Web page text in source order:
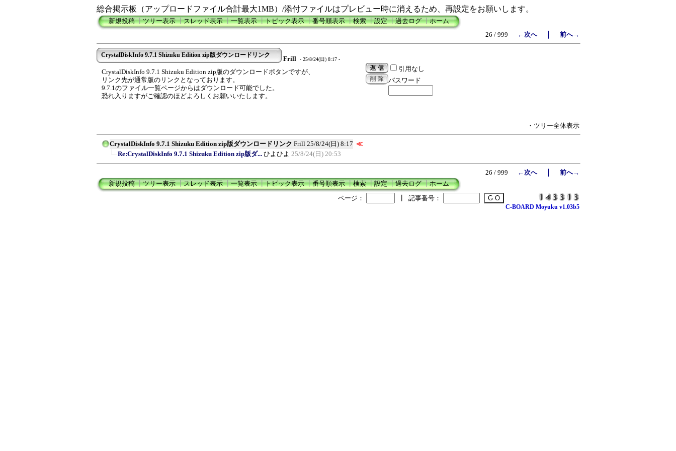
総合掲示板（アップロードファイル合計最大1MB）/添付ファイルはプレビュー時に消えるため、再設定をお願いします。
新規投稿┃ツリー表示┃スレッド表示┃一覧表示┃トピック表示┃番号順表示┃検索┃設定┃過去ログ┃ホーム
26 / 999
←次へ｜ 前へ→
CrystalDiskInfo 9.7.1 Shizuku Edition zip版ダウンロードリンク Frill - 25/8/24(日) 8:17 -
CrystalDiskInfo 9.7.1 Shizuku Edition zip版のダウンロードボタンですが、
リンク先が通常版のリンクとなっております。
9.7.1のファイル一覧ページからはダウンロード可能でした。
恐れ入りますがご確認のほどよろしくお願いいたします。
引用なし
パスワード
・ツリー全体表示
CrystalDiskInfo 9.7.1 Shizuku Edition zip版ダウンロードリンク Frill 25/8/24(日) 8:17 ≪
Re:CrystalDiskInfo 9.7.1 Shizuku Edition zip版ダ... ひよひよ 25/8/24(日) 20:53
26 / 999 ←次へ｜ 前へ→
新規投稿┃ツリー表示┃スレッド表示┃一覧表示┃トピック表示┃番号順表示┃検索┃設定┃過去ログ┃ホーム
ページ：
記事番号：
C-BOARD Moyuku v1.03b5